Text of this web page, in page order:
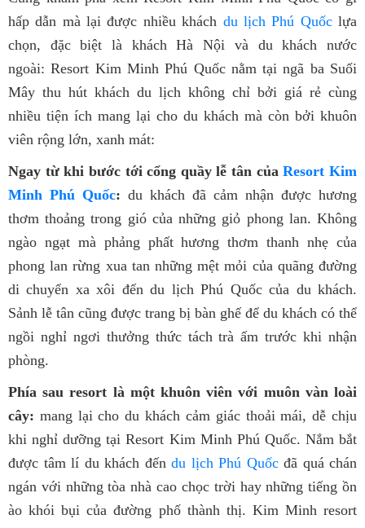
hấp dẫn mà lại được nhiều khách du lịch Phú Quốclựa
chọn, đặc biệt là khách Hà Nội và du khách nước
ngoài:Resort Kim Minh Phú Quốc nằm tại ngã ba Suối
Mây thu hút khách du lịch không chỉ bởi giá rẻ cùng
nhiều tiện ích mang lại cho du khách mà còn bởi khuôn
viên rộng lớn, xanh mát:
Ngay từ khi bước tới cổng quầy lễ tân củaResort Kim
Minh Phú Quốc: du khách đã cảm nhận được hương
thơm thoảng trong gió của những giỏ phong lan. Không
ngào ngạt mà phảng phất hương thơm thanh nhẹ của
phong lan rừng xua tan những mệt mỏi của quãng đường
di chuyển xa xôi đến du lịch Phú Quốc của du khách.
Sảnh lễ tân cũng được trang bị bàn ghế để du khách có thể
ngồi nghỉ ngơi thưởng thức tách trà ấm trước khi nhận
phòng.
Phía sau resort là một khuôn viên với muôn vàn loài
cây: mang lại cho du khách cảm giác thoải mái, dễ chịu
khi nghỉ dưỡng tại Resort Kim Minh Phú Quốc. Nắm bắt
được tâm lí du khách đến du lịch Phú Quốcđã quá chán
ngán với những tòa nhà cao chọc trời hay những tiếng ồn
ào khói bụi của đường phố thành thị. Kim Minh resort